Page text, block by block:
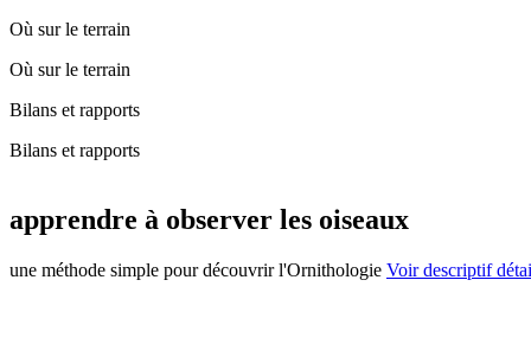
Où sur le terrain
Où sur le terrain
Bilans et rapports
Bilans et rapports
apprendre à observer les oiseaux
une méthode simple pour découvrir l'Ornithologie Voir descriptif